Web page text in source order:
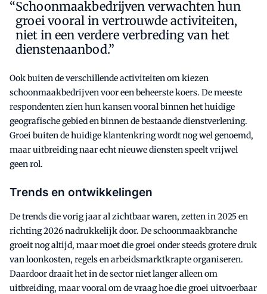
Schoonmaakbedrijven verwachten hun
groei vooral in vertrouwde activiteiten,
niet in een verdere verbreding van het
dienstenaanbod.”
Ook buiten de verschillende activiteiten om kiezen
schoonmaakbedrijven voor een beheerste koers. De meeste
respondenten zien hun kansen vooral binnen het huidige
geografische gebied en binnen de bestaande dienstverlening.
Groei buiten de huidige klantenkring wordt nog wel genoemd,
maar uitbreiding naar echt nieuwe diensten speelt vrijwel
geen rol.
Trends en ontwikkelingen
De trends die vorig jaar al zichtbaar waren, zetten in 2025 en
richting 2026 nadrukkelijk door. De schoonmaakbranche
groeit nog altijd, maar moet die groei onder steeds grotere druk
van loonkosten, regels en arbeidsmarktkrapte organiseren.
Daardoor draait het in de sector niet langer alleen om
uitbreiding, maar vooral om de vraag hoe die groei uitvoerbaar